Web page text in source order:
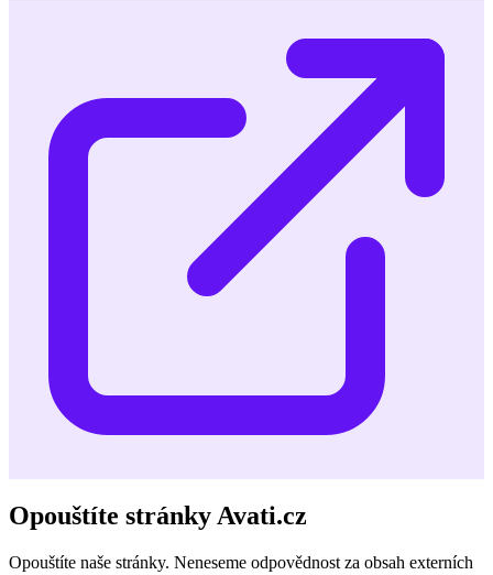
Opouštíte stránky Avati.cz
Opouštíte naše stránky. Neneseme odpovědnost za obsah externích